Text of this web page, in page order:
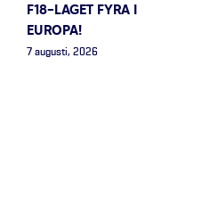
F18-LAGET FYRA I
EUROPA!
7 augusti, 2026